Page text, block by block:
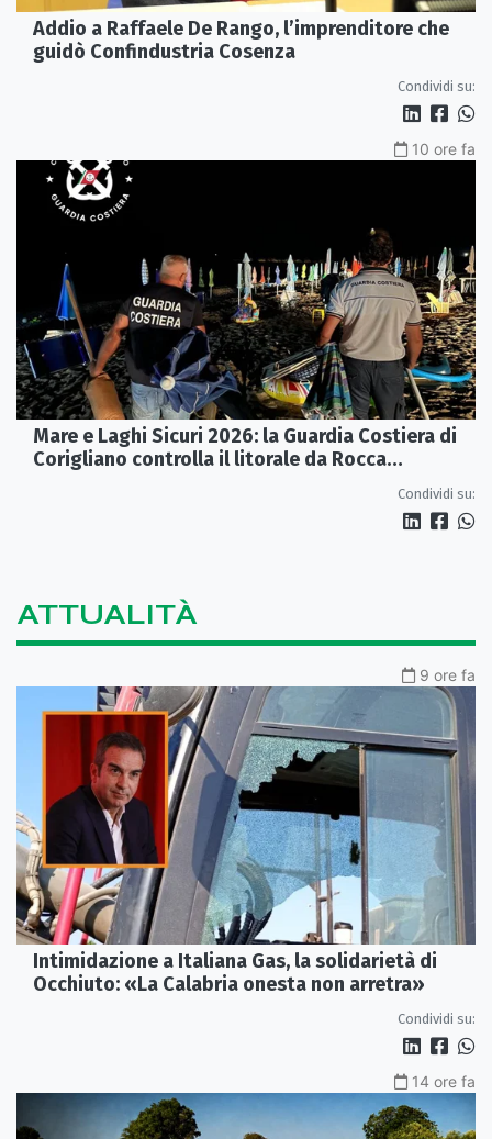
Addio a Raffaele De Rango, l’imprenditore che
guidò Confindustria Cosenza
Condividi su:
10 ore fa
Mare e Laghi Sicuri 2026: la Guardia Costiera di
Corigliano controlla il litorale da Rocca
Condividi su:
ATTUALITÀ
9 ore fa
Intimidazione a Italiana Gas, la solidarietà di
Occhiuto: «La Calabria onesta non arretra»
Condividi su:
14 ore fa